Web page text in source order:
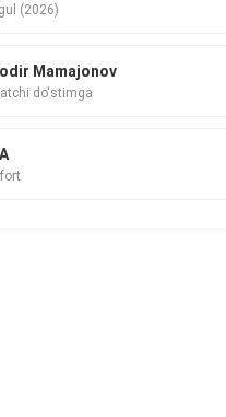
(2026)
Mamajonov
do'stimga